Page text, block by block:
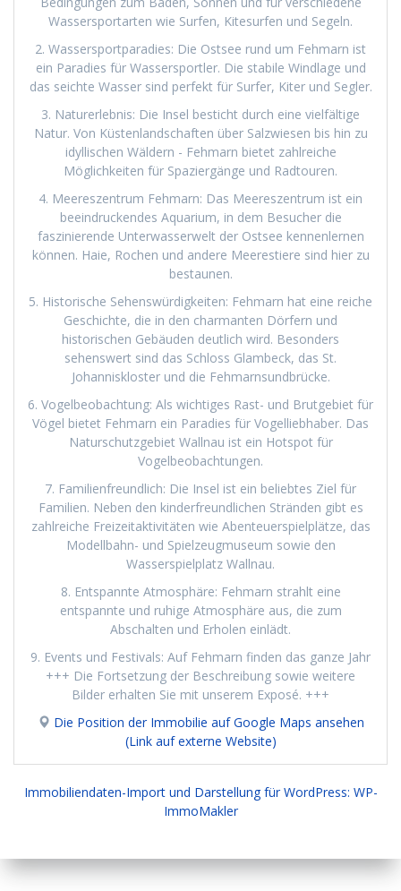
Wassersportarten wie Surfen, Kitesurfen und Segeln.
2. Wassersportparadies: Die Ostsee rund um Fehmarn ist
ein Paradies für Wassersportler. Die stabile Windlage und
das seichte Wasser sind perfekt für Surfer, Kiter und Segler.
3. Naturerlebnis: Die Insel besticht durch eine vielfältige
Natur. Von Küstenlandschaften über Salzwiesen bis hin zu
idyllischen Wäldern - Fehmarn bietet zahlreiche
Möglichkeiten für Spaziergänge und Radtouren.
4. Meereszentrum Fehmarn: Das Meereszentrum ist ein
beeindruckendes Aquarium, in dem Besucher die
faszinierende Unterwasserwelt der Ostsee kennenlernen
können. Haie, Rochen und andere Meerestiere sind hier zu
bestaunen.
5. Historische Sehenswürdigkeiten: Fehmarn hat eine reiche
Geschichte, die in den charmanten Dörfern und
historischen Gebäuden deutlich wird. Besonders
sehenswert sind das Schloss Glambeck, das St.
Johanniskloster und die Fehmarnsundbrücke.
6. Vogelbeobachtung: Als wichtiges Rast- und Brutgebiet für
Vögel bietet Fehmarn ein Paradies für Vogelliebhaber. Das
Naturschutzgebiet Wallnau ist ein Hotspot für
Vogelbeobachtungen.
7. Familienfreundlich: Die Insel ist ein beliebtes Ziel für
Familien. Neben den kinderfreundlichen Stränden gibt es
zahlreiche Freizeitaktivitäten wie Abenteuerspielplätze, das
Modellbahn- und Spielzeugmuseum sowie den
Wasserspielplatz Wallnau.
8. Entspannte Atmosphäre: Fehmarn strahlt eine
entspannte und ruhige Atmosphäre aus, die zum
Abschalten und Erholen einlädt.
9. Events und Festivals: Auf Fehmarn finden das ganze Jahr
+++ Die Fortsetzung der Beschreibung sowie weitere
Bilder erhalten Sie mit unserem Exposé. +++
Die Position der Immobilie auf Google Maps ansehen
(Link auf externe Website)
Immobiliendaten-Import und Darstellung für WordPress: WP-
ImmoMakler